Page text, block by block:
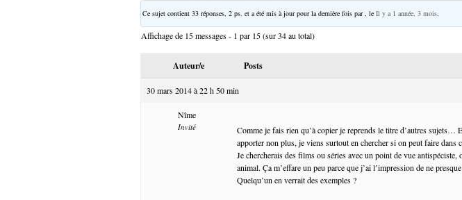
Ce sujet contient 33 réponses, 2 ps. et a été mis à jour pour la dernière fois par , le Il y a 1 année, 3 mois
Affichage de 15 messages - 1 par 15 (sur 34 au total)
Auteur/e Posts
30 mars 2014 à 22 h 50 min
Nîme
Invité
Comme je fais rien qu’à copier je reprends le titre d’autres sujets…
apporter non plus, je viens surtout en chercher si on peut faire dans
Je chercherais des films ou séries avec un point de vue
animal. Ça m’effare un peu parce que j’ai l’impression de ne
Quelqu’un en verrait des exemples ?